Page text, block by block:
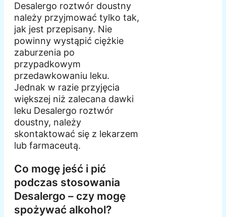
Desalergo roztwór doustny
należy przyjmować tylko tak,
jak jest przepisany. Nie
powinny wystąpić ciężkie
zaburzenia po
przypadkowym
przedawkowaniu leku.
Jednak w razie przyjęcia
większej niż zalecana dawki
leku Desalergo roztwór
doustny, należy
skontaktować się z lekarzem
lub farmaceutą.
Co mogę jeść i pić
podczas stosowania
Desalergo – czy mogę
spożywać alkohol?